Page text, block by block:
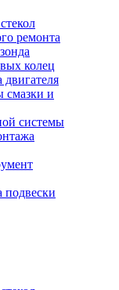
ремонта
колец
смазки и
системы
подвески